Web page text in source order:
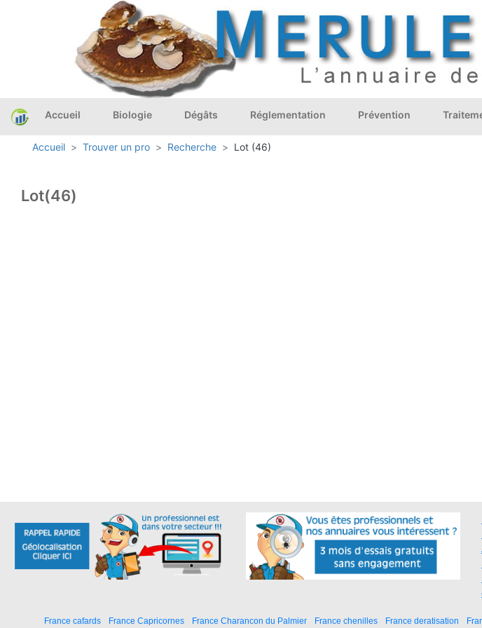
Accueil Biologie Dégâts Réglementation Prévention
Accueil Trouver un pro Recherche Lot (46)
Lot(46)
France cafards France Capricornes France Charancon du Palmier France chenilles France deratisation